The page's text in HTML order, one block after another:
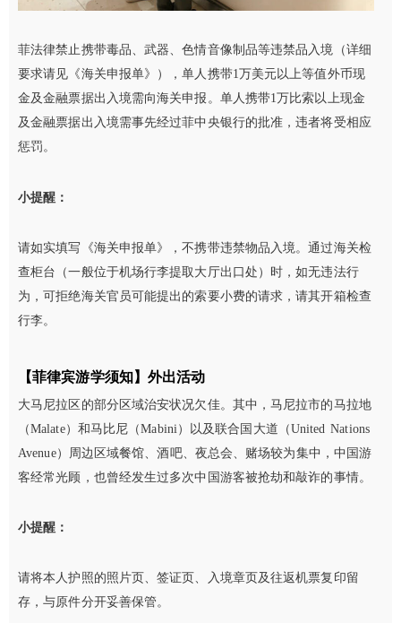
菲法律禁止携带毒品、武器、色情音像制品等违禁品入境（详细
要求请见《海关申报单》），单人携带1万美元以上等值外币现
金及金融票据出入境需向海关申报。单人携带1万比索以上现金
及金融票据出入境需事先经过菲中央银行的批准，违者将受相应
惩罚。
小提醒：
请如实填写《海关申报单》，不携带违禁物品入境。通过海关检
查柜台（一般位于机场行李提取大厅出口处）时，如无违法行
为，可拒绝海关官员可能提出的索要小费的请求，请其开箱检查
行李。
【菲律宾游学须知】 外出活动
大马尼拉区的部分区域治安状况欠佳。其中，马尼拉市的马拉地
（Malate）和马比尼（Mabini）以及联合国大道（United Nations
Avenue）周边区域餐馆、酒吧、夜总会、赌场较为集中，中国游
客经常光顾，也曾经发生过多次中国游客被抢劫和敲诈的事情。
小提醒：
请将本人护照的照片页、签证页、入境章页及往返机票复印留
存，与原件分开妥善保管。